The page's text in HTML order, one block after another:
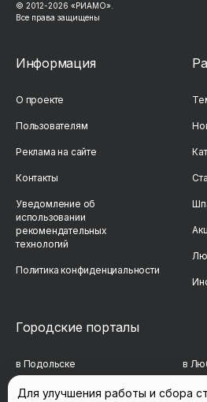
© 2012-2026 «РИАМО».
Все права защищены
Информация
О проекте
Пользователям
Реклама на сайте
Контакты
Уведомление об
использовании
рекомендательных
технологий
Политика конфиденциальности
Городские порталы
в Подольске в
в Мытищах в
Для улучшения работы и сбора